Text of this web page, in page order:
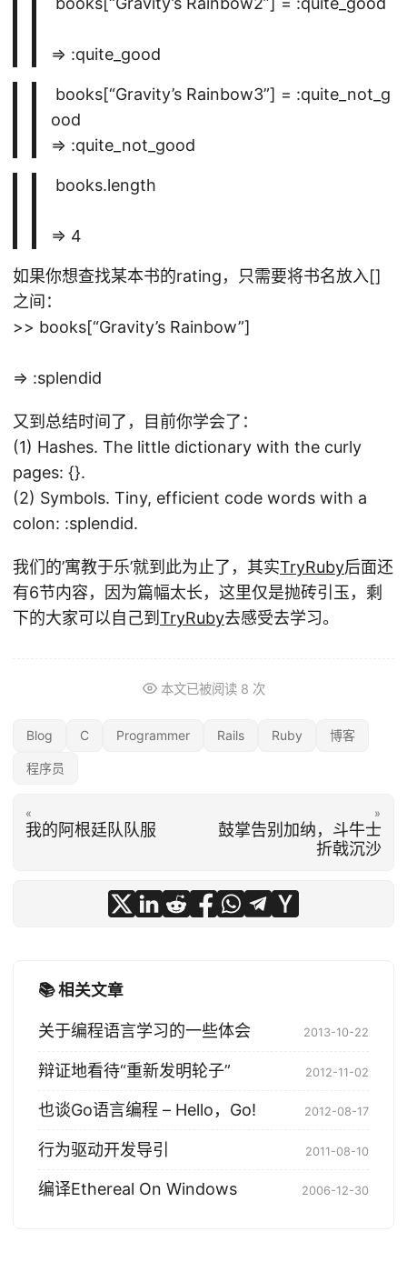
=> :quite_good
books[“Gravity’s Rainbow3”] = :quite_not_g
ood
=> :quite_not_good
books.length
=> 4
如果你想查找某本书的rating，只需要将书名放入[]
之间：
>> books[“Gravity’s Rainbow”]
=> :splendid
又到总结时间了，目前你学会了：
(1) Hashes. The little dictionary with the curly
pages: {}.
(2) Symbols. Tiny, efficient code words with a
colon: :splendid.
我们的’寓教于乐’就到此为止了，其实TryRuby后面还
有6节内容，因为篇幅太长，这里仅是抛砖引玉，剩
下的大家可以自己到 TryRuby去感受去学习。
本文已被阅读 8 次
Blog C Programmer Rails Ruby 博客
程序员
«
我的阿根廷队队服
»
鼓掌告别加纳，斗牛士
折戟沉沙
📚 相关文章
关于编程语言学习的一些体会 2013-10-22
辩证地看待“重新发明轮子” 2012-11-02
也谈Go语言编程 – Hello，Go! 2012-08-17
行为驱动开发导引 2011-08-10
编译Ethereal On Windows 2006-12-30